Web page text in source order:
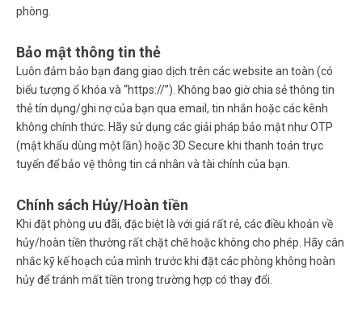
phòng.
Bảo mật thông tin thẻ
Luôn đảm bảo bạn đang giao dịch trên các website an toàn (có
biểu tượng ổ khóa và “https://”). Không bao giờ chia sẻ thông tin
thẻ tín dụng/ghi nợ của bạn qua email, tin nhắn hoặc các kênh
không chính thức. Hãy sử dụng các giải pháp bảo mật như OTP
(mật khẩu dùng một lần) hoặc 3D Secure khi thanh toán trực
tuyến để bảo vệ thông tin cá nhân và tài chính của bạn.
Chính sách Hủy/Hoàn tiền
Khi đặt phòng ưu đãi, đặc biệt là với giá rất rẻ, các điều khoản về
hủy/hoàn tiền thường rất chặt chẽ hoặc không cho phép. Hãy cân
nhắc kỹ kế hoạch của mình trước khi đặt các phòng không hoàn
hủy để tránh mất tiền trong trường hợp có thay đổi.